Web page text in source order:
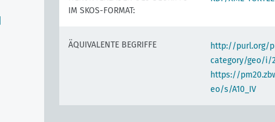
IM SKOS-FORMAT:
ÄQUIVALENTE BEGRIFFE
http://purl.org/
category/geo/i/
https://
eo/s/A10_IV